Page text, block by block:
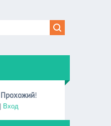
Прохожий!
Вход